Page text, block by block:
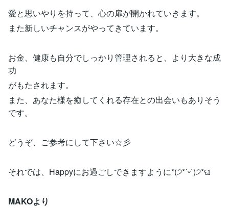
愛と思いやりを持って、心の扉が開かれていきます。
また新しいチャンスがやってきています。
お金、健康も自分でしっかり管理されると、より大きな成
功
がもたされます。
また、あなた様を癒してくれる存在との出会いもありそう
です。
どうぞ、ご参考にして下さい☆彡
それでは、Happyにお過ごしできますように*(੭*ˊᵕˋ)੭*ଘ
MAKOより